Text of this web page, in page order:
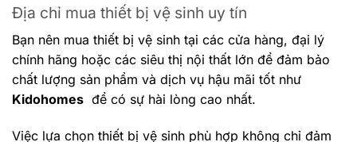
Địa chỉ mua thiết bị vệ sinh uy tín
Bạn nên mua thiết bị vệ sinh tại các cửa hàng, đại lý
chính hãng hoặc các siêu thị nội thất lớn để đảm bảo
chất lượng sản phẩm và dịch vụ hậu mãi tốt như
Kidohomes để có sự hài lòng cao nhất.
Việc lựa chọn thiết bị vệ sinh phù hợp không chỉ đảm